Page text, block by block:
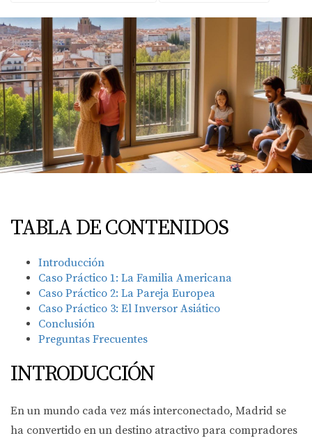
TABLA DE CONTENIDOS
Introducción
Caso Práctico 1: La Familia Americana
Caso Práctico 2: La Pareja Europea
Caso Práctico 3: El Inversor Asiático
Conclusión
Preguntas Frecuentes
INTRODUCCIÓN
En un mundo cada vez más interconectado, Madrid se
ha convertido en un destino atractivo para compradores